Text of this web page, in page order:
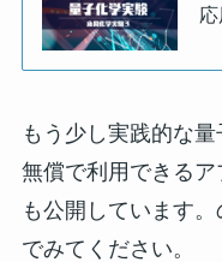
もう少し実践的な量
無償で利用できる
も公開しています
でみてください。